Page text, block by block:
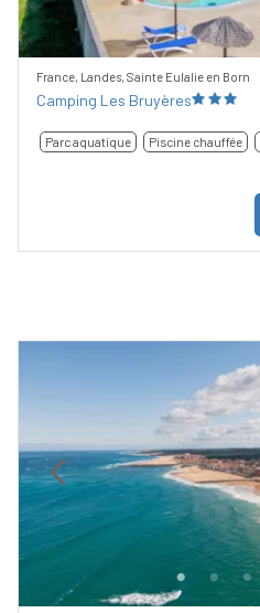
France, Landes, Sainte Eulalie en Born
Camping Les Bruyères
Parc aquatique Piscine chauffée
Previous